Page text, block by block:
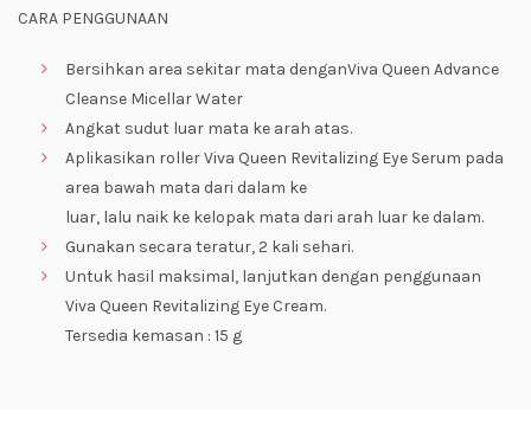
CARA PENGGUNAAN
Bersihkan area sekitar mata denganViva Queen Advance
Cleanse Micellar Water
Angkat sudut luar mata ke arah atas.
Aplikasikan roller Viva Queen Revitalizing Eye Serum pada
area bawah mata dari dalam ke
luar, lalu naik ke kelopak mata dari arah luar ke dalam.
Gunakan secara teratur, 2 kali sehari.
Untuk hasil maksimal, lanjutkan dengan penggunaan
Viva Queen Revitalizing Eye Cream.
Tersedia kemasan : 15 g